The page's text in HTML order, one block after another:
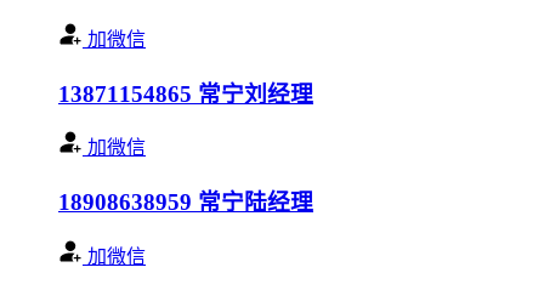
加微信
13871154865 常宁刘经理
加微信
18908638959 常宁陆经理
加微信